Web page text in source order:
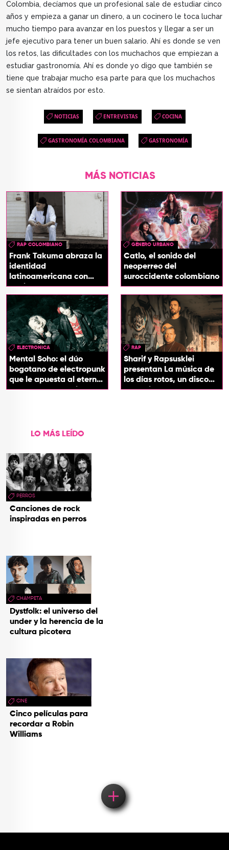
Colombia, decíamos que un profesional sale de estudiar cinco
años y empieza a ganar un dinero, a un cocinero le toca luchar
mucho tiempo para avanzar en los puestos y llegar a ser un
jefe ejecutivo para tener un buen salario. Ahí es donde se ven
los retos, las dificultades con los muchachos que empiezan a
estudiar gastronomía. Ahí es donde yo digo que también se
tiene que trabajar mucho esa parte para que los muchachos
se sientan atraídos por esto.
NOTICIAS ENTREVISTAS COCINA
GASTRONOMÍA COLOMBIANA GASTRONOMÍA
MÁS NOTICIAS
RAP COLOMBIANO
Frank Takuma abraza la
identidad
latinoamericana con
'InDios'
GÉNERO URBANO
Catlo, el sonido del
neoperreo del
suroccidente colombiano
ELECTRONICA
Mental Soho: el dúo
bogotano de electropunk
que le apuesta al eterno
presente con su álbum
RAP
Sharif y Rapsusklei
presentan La música de
los días rotos, un disco
que salda una promesa
LO MÁS LEÍDO
PERROS
Canciones de rock
inspiradas en perros
CHAMPETA
Dystfolk: el universo del
under y la herencia de la
cultura picotera
CINE
Cinco películas para
recordar a Robin
Williams